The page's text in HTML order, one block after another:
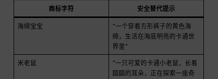
商标字符 安全替代提示
海绵宝宝
“一个穿着方形裤子的黄色海
绵，生活在海底明亮的卡通世
界里”
米老鼠
“一只可爱的卡通小老鼠，长着
圆圆的耳朵，正在探索一座奇